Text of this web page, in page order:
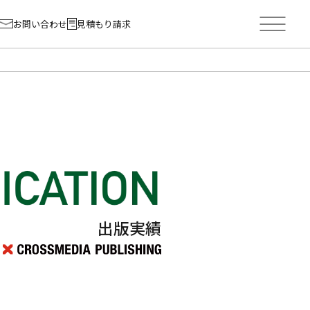
お問い合わせ 見積もり請求
出版実績